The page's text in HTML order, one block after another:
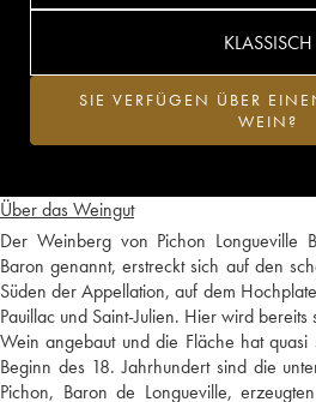
Über das Weingut
Der Weinberg von Pichon Longueville
Baron genannt, erstreckt sich auf den
Süden der Appellation, auf dem
Pauillac und Saint-Julien. Hier wird bereits
Wein angebaut und die Fläche hat quasi
Beginn des 18. Jahrhundert sind die
Pichon, Baron de Longueville,
KLASSISCH
SIE VERFÜGEN ÜBER
WEIN?